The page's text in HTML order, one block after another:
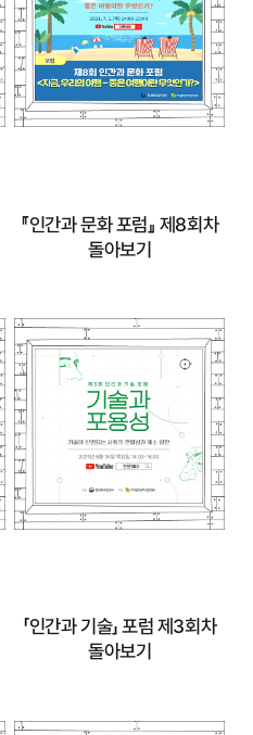
『인간과 문화 포럼』 제8회차
돌아보기
『인간과 문화 포럼』
제8회차 돌아보기
「인간과 기술」 포럼 제3회차
돌아보기